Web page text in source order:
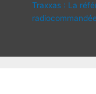
Traxxas : La